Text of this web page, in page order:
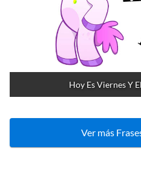
Hoy Es Viernes Y
Ver más